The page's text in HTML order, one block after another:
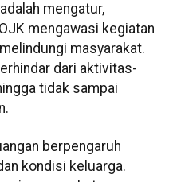
mengatur,
mengawasi kegiatan
masyarakat.
dari aktivitas-
tidak sampai
berpengaruh
kondisi keluarga.